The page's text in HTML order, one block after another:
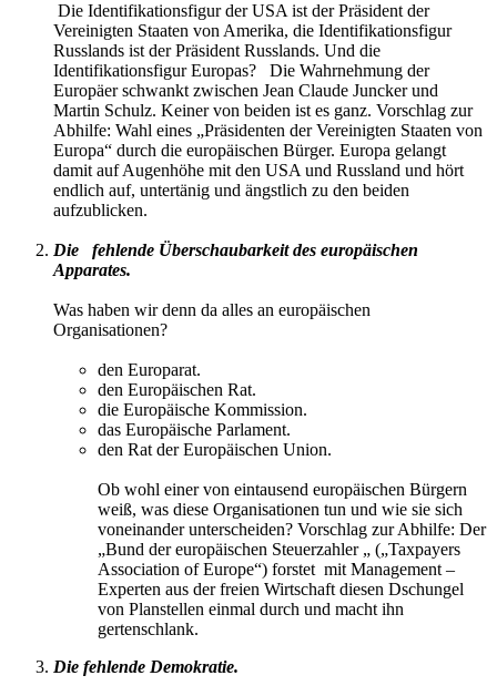
Die Identifikationsfigur der USA ist der Präsident der
Vereinigten Staaten von Amerika, die Identifikationsfigur
Russlands ist der Präsident Russlands. Und die
Identifikationsfigur Europas? Die Wahrnehmung der
Europäer schwankt zwischen Jean Claude Juncker und
Martin Schulz. Keiner von beiden ist es ganz. Vorschlag zur
Abhilfe: Wahl eines „Präsidenten der Vereinigten Staaten von
Europa“ durch die europäischen Bürger. Europa gelangt
damit auf Augenhöhe mit den USA und Russland und hört
endlich auf, untertänig und ängstlich zu den beiden
aufzublicken.
Die fehlende Überschaubarkeit des europäischen
Apparates.
Was haben wir denn da alles an europäischen
Organisationen?
den Europarat.
den Europäischen Rat.
die Europäische Kommission.
das Europäische Parlament.
den Rat der Europäischen Union.
Ob wohl einer von eintausend europäischen Bürgern
weiß, was diese Organisationen tun und wie sie sich
voneinander unterscheiden? Vorschlag zur Abhilfe: Der
„Bund der europäischen Steuerzahler „ („Taxpayers
Association of Europe“) forstet mit Management –
Experten aus der freien Wirtschaft diesen Dschungel
von Planstellen einmal durch und macht ihn
gertenschlank.
Die fehlende Demokratie.